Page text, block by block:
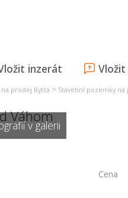
inzerát
prodej Bytča > Stavební pozemky
Váhom
v galerii
Cena